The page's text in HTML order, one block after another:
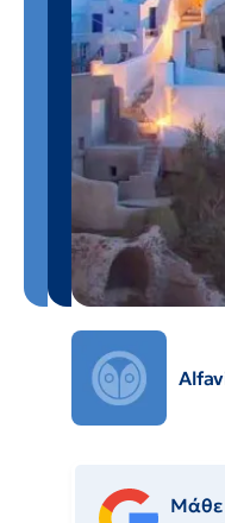
Μάθε